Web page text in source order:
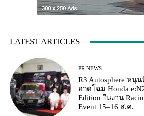
LATEST ARTICLES
PR NEWS
R3 Autosphere หนุ
อวดโฉม Honda
Edition ในงาน
Event 15–16 ส.ค.